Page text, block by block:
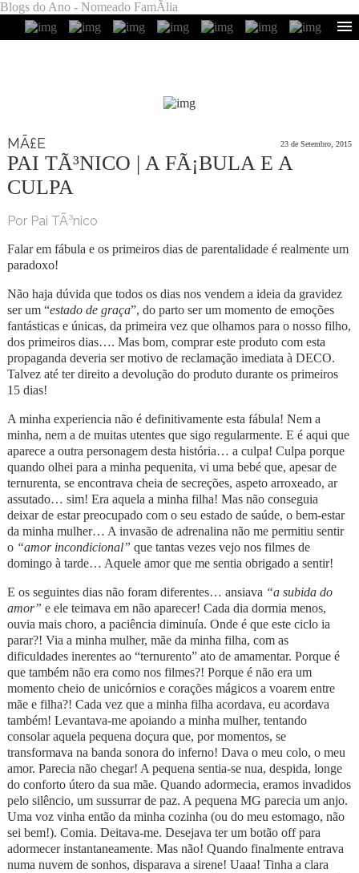
Blogs do Ano - Nomeado FamÃ­lia
MÃ£E 23 de Setembro, 2015
PAI TÃ³NICO | A FÃ¡BULA E A
CULPA
Por Pai TÃ³nico
Falar em fábula e os primeiros dias de parentalidade é realmente um
paradoxo!
Não haja dúvida que todos os dias nos vendem a ideia da gravidez
ser um “estado de graça”, do parto ser um momento de emoções
fantásticas e únicas, da primeira vez que olhamos para o nosso filho,
dos primeiros dias…. Mas bom, comprar este produto com esta
propaganda deveria ser motivo de reclamação imediata à DECO.
Talvez até ter direito a devolução do produto durante os primeiros
15 dias!
A minha experiencia não é definitivamente esta fábula! Nem a
minha, nem a de muitas utentes que sigo regularmente. E é aqui que
aparece a outra personagem desta história… a culpa! Culpa porque
quando olhei para a minha pequenita, vi uma bebé que, apesar de
ternurenta, se encontrava cheia de secreções, aspeto arroxeado, ar
assutado… sim! Era aquela a minha filha! Mas não conseguia
deixar de estar preocupado com o seu estado de saúde, o bem-estar
da minha mulher… A invasão de adrenalina não me permitiu sentir
o “amor incondicional” que tantas vezes vejo nos filmes de
domingo à tarde… Aquele amor que me sentia obrigado a sentir!
E os seguintes dias não foram diferentes… ansiava “a subida do
amor” e ele teimava em não aparecer! Cada dia dormia menos,
ouvia mais choro, a paciência diminuía. Onde é que este ciclo ia
parar?! Via a minha mulher, mãe da minha filha, com as
dificuldades inerentes ao “ternurento” ato de amamentar. Porque é
que também não era como nos filmes?! Porque é não era um
momento cheio de unicórnios e corações mágicos a voarem entre
mãe e filha?! Cada vez que a minha filha acordava, eu acordava
também! Levantava-me apoiando a minha mulher, tentando
consolar aquela pequena doçura que, por momentos, se
transformava na banda sonora do inferno! Dava o meu colo, o meu
amor. Parecia não chegar! A pequena sentia-se nua, despida, longe
do conforto útero da sua mãe. Quando adormecia, eramos invadidos
pelo silêncio, um sussurrar de paz. A pequena MG parecia um anjo.
Uma voz vinha então da minha cozinha (ou do meu estomago, não
sei bem!). Comia. Deitava-me. Desejava ter um botão off para
adormecer instantaneamente. Mas não! Quando finalmente entrava
numa nuvem de sonhos, disparava a sirene! Uaaa! Tinha a clara